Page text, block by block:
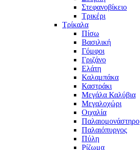
Στεφανοβίκειο
Τρικέρι
Τρίκαλα
Πίσω
Βασιλική
Γόμφοι
Γριζάνο
Ελάτη
Καλαμπάκα
Καστράκι
Μεγάλα Καλύβια
Μεγαλοχώρι
Οιχαλία
Παλαιομονάστηρο
Παλαιόπυργος
Πύλη
Ρίζωμα